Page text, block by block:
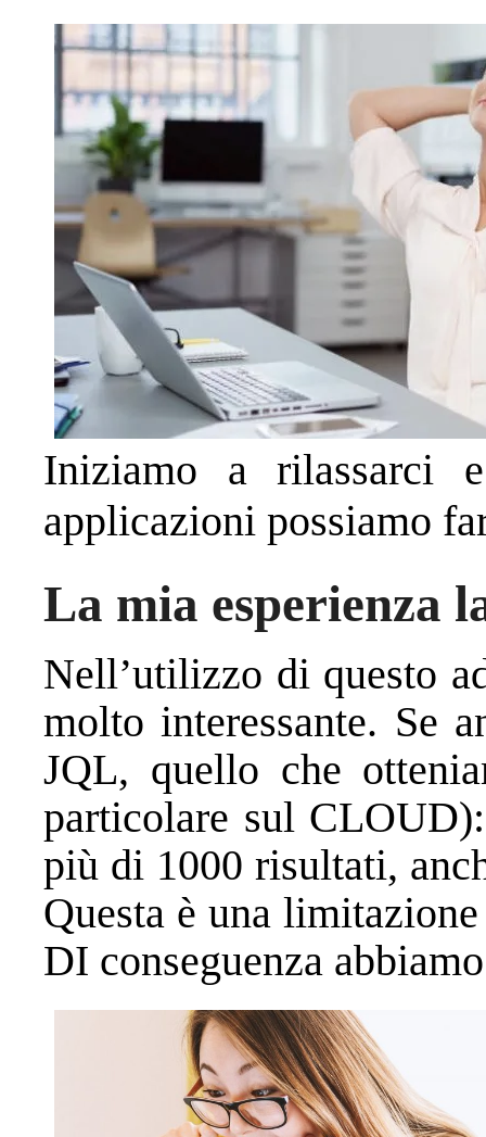
Iniziamo a rilassarci
applicazioni possiamo
La mia esperienza
Nell’utilizzo di questo
molto interessante. Se
JQL, quello che
particolare sul
più di 1000 risultati,
Questa è una
DI conseguenza